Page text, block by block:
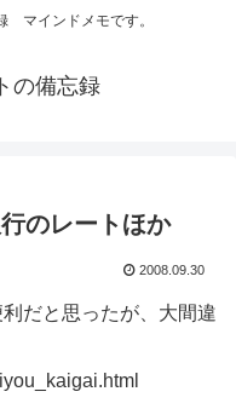
マインドメモです。
の備忘録
のレートほか
2008.09.30
だと思ったが、大間違